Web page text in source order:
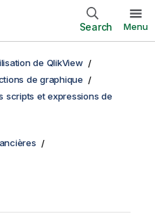
Search Menu
de QlikView
de graphique
scripts et expressions de